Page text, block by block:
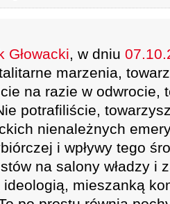
Głowacki, w dniu
marzenia,
na razie w odwrocie,
potrafiliście,
nienależnych
i wpływy tego
na salony władzy i
mieszanką